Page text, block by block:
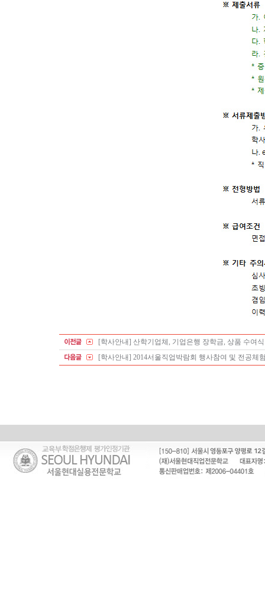
[학사안내] 산학기업체, 기업은행 장학금, 상품 수여식
[학사안내] 2014서울직업박람회 행사참여 및 전공체